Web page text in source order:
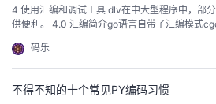
验
收
藏
4 使用汇编和调试工具 dlv在中大型程序中，部
供便利。 4.0 汇编简介go语言自带了汇编模式
须指明当前包名等信息。汇编代码中定义的变量
还需要通过Go语言代码将汇编定义的符号声明
码乐
不得不知的十个常见PY编码习惯